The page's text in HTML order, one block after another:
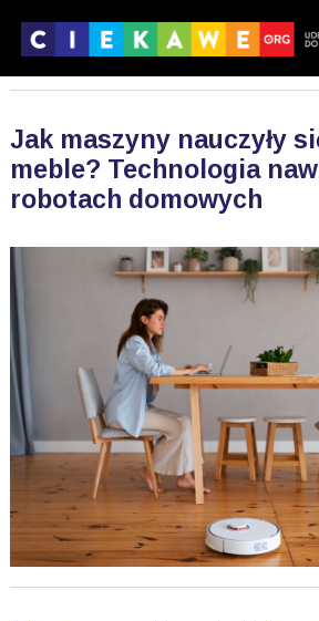
Jak maszyny nauczyły
meble? Technologia
robotach domowychLOSOWE
A ARTYKUŁY
FILMY
G GALERIA
KONTAKT